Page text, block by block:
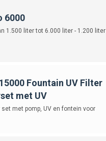
6000
1.500 liter tot 6.000 liter - 1.200 liter
Fountain UV Filter
met UV
met pomp, UV en fontein voor